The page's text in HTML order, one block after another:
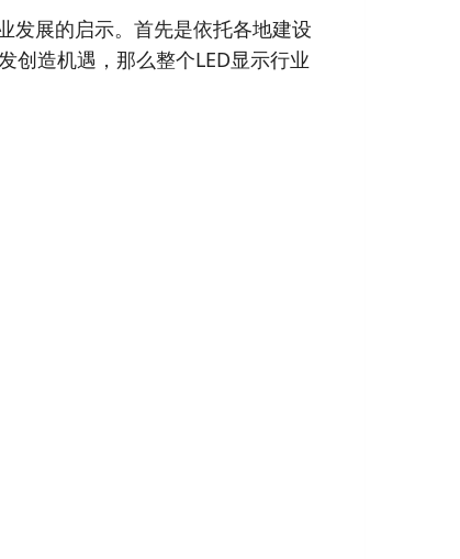
发展的启示。首先是依托各地建设
创造机遇，那么整个LED显示行业